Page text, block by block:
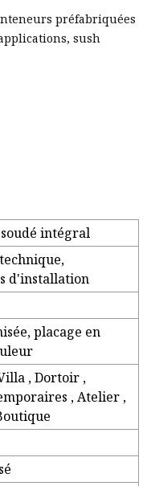
préfabriquées
sush
intégral
d'installation
placage en
, Dortoir ,
, Atelier ,